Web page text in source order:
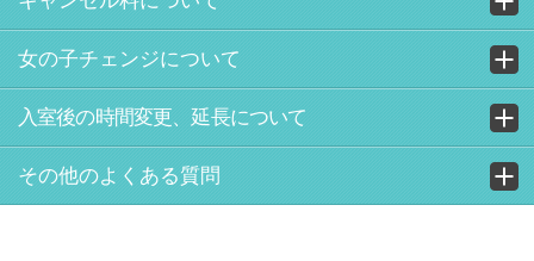
女の子チェンジについて
入室後の時間変更、延長について
その他のよくある質問